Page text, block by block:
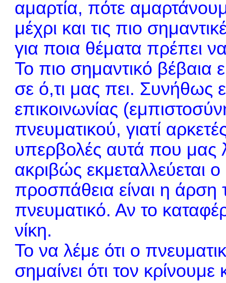
αμαρτία, πότε
μέχρι και τις πιο
για ποια θέματα πρέπει
Το πιο σημαντικό βέβαια
σε ό,τι μας πει. Συνήθως
επικοινωνίας
πνευματικού, γιατί
υπερβολές αυτά που μας
ακριβώς εκμεταλλεύεται
προσπάθεια είναι η
πνευματικό. Αν το
νίκη.
Το να λέμε ότι ο
σημαίνει ότι τον